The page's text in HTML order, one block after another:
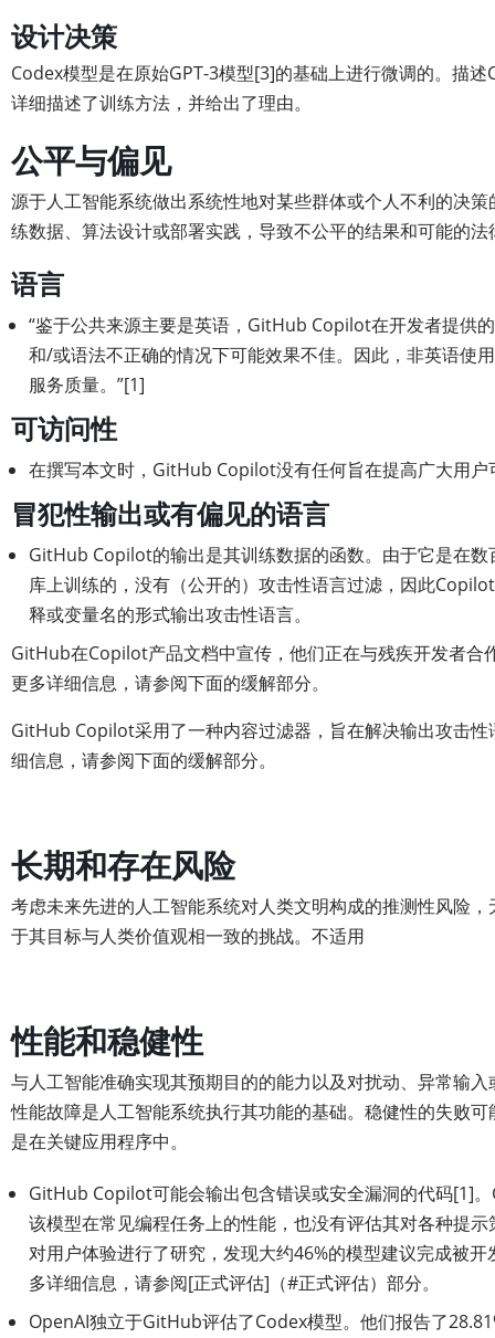
设计决策
Codex模型是在原始GPT-3模型[3]的基础上进行微调的。描
详细描述了训练方法，并给出了理由。
公平与偏见
源于人工智能系统做出系统性地对某些群体或个人不利的决
练数据、算法设计或部署实践，导致不公平的结果和可能的法
语言
“鉴于公共来源主要是英语，GitHub Copilot在开发者提供
和/或语法不正确的情况下可能效果不佳。因此，非英语使
服务质量。”[1]
可访问性
在撰写本文时，GitHub Copilot没有任何旨在提高广大用户
冒犯性输出或有偏见的语言
GitHub Copilot的输出是其训练数据的函数。由于它是在
库上训练的，没有（公开的）攻击性语言过滤，因此
释或变量名的形式输出攻击性语言。
GitHub在Copilot产品文档中宣传，他们正在与残疾开发者合
更多详细信息，请参阅下面的缓解部分。
GitHub Copilot采用了一种内容过滤器，旨在解决输出攻击性
细信息，请参阅下面的缓解部分。
长期和存在风险
考虑未来先进的人工智能系统对人类文明构成的推测性风险
于其目标与人类价值观相一致的挑战。不适用
性能和稳健性
与人工智能准确实现其预期目的的能力以及对扰动、异常输
性能故障是人工智能系统执行其功能的基础。稳健性的失败
是在关键应用程序中。
GitHub Copilot可能会输出包含错误或安全漏洞的代码[1]
该模型在常见编程任务上的性能，也没有评估其对各种提
对用户体验进行了研究，发现大约46%的模型建议完成被
多详细信息，请参阅[正式评估]（#正式评估）部分。
OpenAI独立于GitHub评估了Codex模型。他们报告了